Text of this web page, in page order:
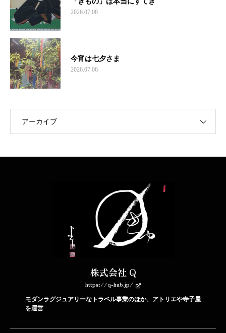
2026.07.08
今宵は七夕さま
2026.07.06
アーカイブ
株式会社 Q
https://q-hub.jp/
モダンラグジュアリーなトラベル事業のほか、アトリエや寺子屋
を運営